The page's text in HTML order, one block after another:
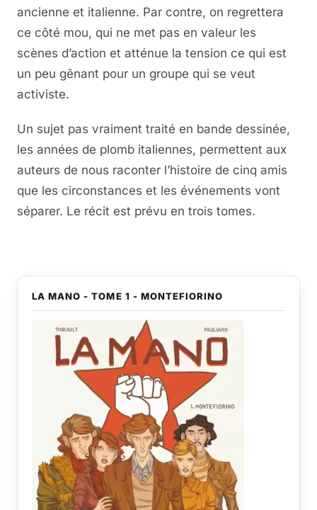
ancienne et italienne. Par contre, on regrettera
ce côté mou, qui ne met pas en valeur les
scènes d’action et atténue la tension ce qui est
un peu gênant pour un groupe qui se veut
activiste.
Un sujet pas vraiment traité en bande dessinée,
les années de plomb italiennes, permettent aux
auteurs de nous raconter l’histoire de cinq amis
que les circonstances et les événements vont
séparer. Le récit est prévu en trois tomes.
LA MANO - TOME 1 - MONTEFIORINO